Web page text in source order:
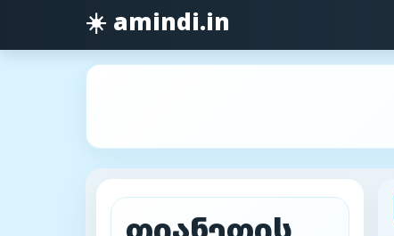
☀️ amindi.in